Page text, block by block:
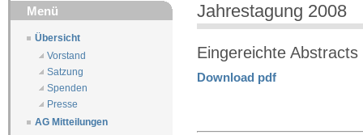
Menü
Übersicht
Vorstand
Satzung
Spenden
Presse
AG Mitteilungen
Jahrestagung 2008
Eingereichte Abstracts
Download pdf